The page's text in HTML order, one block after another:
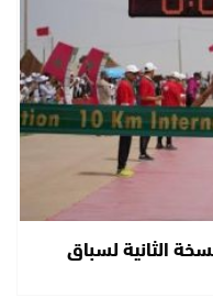
الثانية لسباق